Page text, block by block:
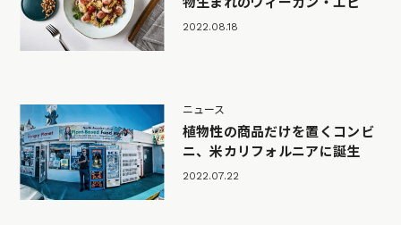
2022.08.18
ニュース
植物性の商品だけを置くコンビ
ニ、米カリフォルニアに誕生
2022.07.22